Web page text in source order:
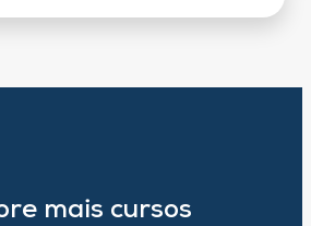
mais cursos